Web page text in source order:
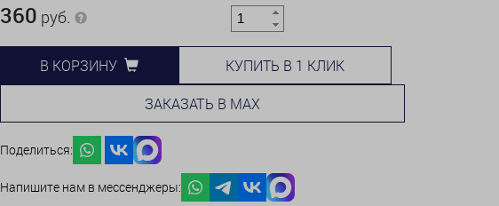
360 руб.
В КОРЗИНУ КУПИТЬ В 1 КЛИК
ЗАКАЗАТЬ В MAX
Поделиться:
Напишите нам в мессенджеры: